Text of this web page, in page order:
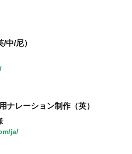
中/尼）
ナレーション制作（英）
ja/